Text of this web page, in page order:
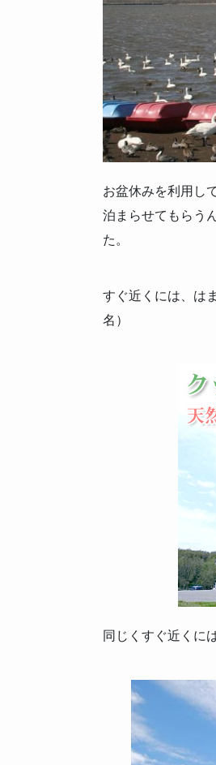
お盆休みを利用し
泊まらせてもらう
た。
すぐ近くには、は
名）
同じくすぐ近くに